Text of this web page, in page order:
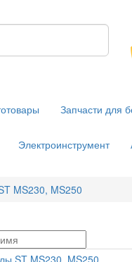
Запчасти для
Электроинструмент
MS230, MS250